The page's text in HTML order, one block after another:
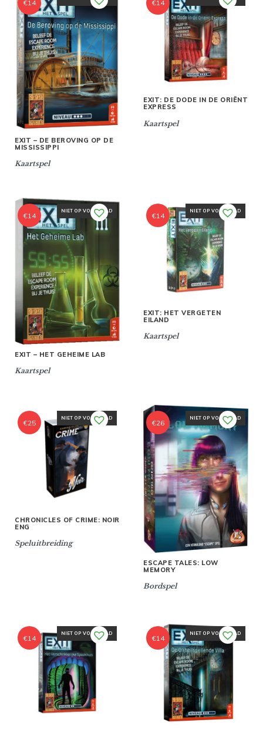
EXIT – DE BEROVING OP DE
MISSISSIPPI
Kaartspel
€14
EXIT: DE DODE IN DE ORIËNT
EXPRESS
Kaartspel
€14
NIET OP VOORRAAD
EXIT – HET GEHEIME LAB
Kaartspel
€14
NIET OP VOORRAAD
EXIT: HET VERGETEN
EILAND
Kaartspel
€14
NIET OP VOORRAAD
CHRONICLES OF CRIME: NOIR
ENG
Speluitbreiding
€25
NIET OP VOORRAAD
ESCAPE TALES: LOW
MEMORY
Bordspel
€26
NIET OP VOORRAAD
€14
NIET OP VOORRAAD
€14